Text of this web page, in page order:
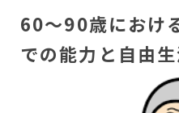
60～90歳におけ
での能力と自由